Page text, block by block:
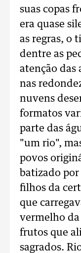
suas copas
era quase
as regras, o
dentre as
atenção das
nas
nuvens
formatos
parte das
"um rio",
povos
batizado
filhos da
que
vermelho
frutos que
sagrados.